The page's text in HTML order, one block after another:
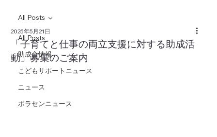
All Posts
助成金情報
こどもサポートニュース
ニュース
ボラセンニュース
All Posts
「子育てと仕事の両立支援に対する助成活
動」募集のご案内
2025年5月21日